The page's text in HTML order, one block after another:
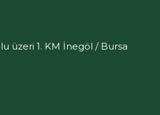
üzeri 1. KM İnegöl / Bursa